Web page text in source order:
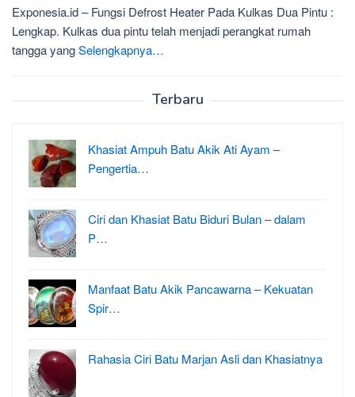
Exponesia.id – Fungsi Defrost Heater Pada Kulkas Dua Pintu :
Lengkap. Kulkas dua pintu telah menjadi perangkat rumah
tangga yangSelengkapnya…
Terbaru
Khasiat Ampuh Batu Akik Ati Ayam –
Pengertia…
Ciri dan Khasiat Batu Biduri Bulan – dalam
P…
Manfaat Batu Akik Pancawarna – Kekuatan
Spir…
Rahasia Ciri Batu Marjan Asli dan Khasiatnya